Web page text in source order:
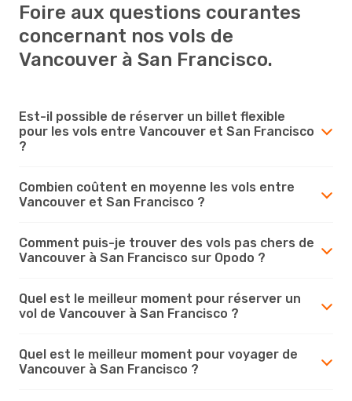
Foire aux questions courantes
concernant nos vols de
Vancouver à San Francisco.
Est-il possible de réserver un billet flexible
pour les vols entre Vancouver et San Francisco
?
Combien coûtent en moyenne les vols entre
Vancouver et San Francisco ?
Comment puis-je trouver des vols pas chers de
Vancouver à San Francisco sur Opodo ?
Quel est le meilleur moment pour réserver un
vol de Vancouver à San Francisco ?
Quel est le meilleur moment pour voyager de
Vancouver à San Francisco ?